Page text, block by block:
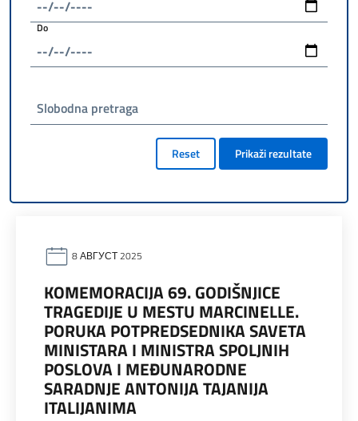
Do
Slobodna pretraga
Reset Prikaži rezultate
8 АВГУСТ 2025
KOMEMORACIJA 69. GODIŠNJICE
TRAGEDIJE U MESTU MARCINELLE.
PORUKA POTPREDSEDNIKA SAVETA
MINISTARA I MINISTRA SPOLJNIH
POSLOVA I MEĐUNARODNE
SARADNJE ANTONIJA TAJANIJA
ITALIJANIMA